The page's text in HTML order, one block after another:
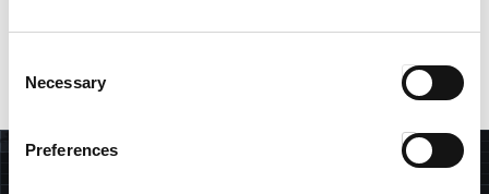
Selection
Necessary
Preferences